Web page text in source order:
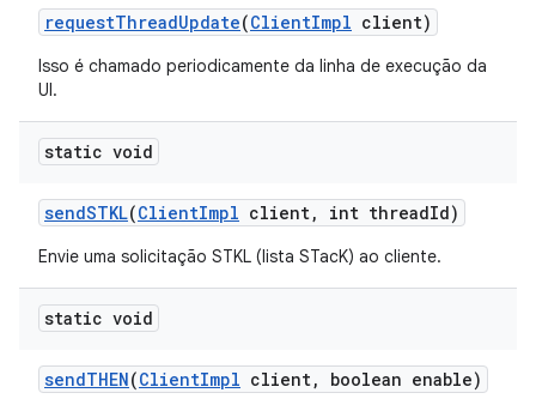
requestThreadUpdate(ClientImpl client)
Isso é chamado periodicamente da linha de execução da
UI.
static void
sendSTKL(ClientImpl client, int threadId)
Envie uma solicitação STKL (lista STacK) ao cliente.
static void
sendTHEN(ClientImpl client, boolean enable)